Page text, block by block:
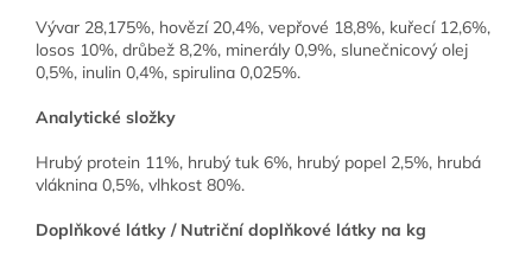
Vývar 28,175%, hovězí 20,4%, vepřové 18,8%, kuřecí 12,6%,
losos 10%, drůbež 8,2%, minerály 0,9%, slunečnicový olej
0,5%, inulin 0,4%, spirulina 0,025%.
Analytické složky
Hrubý protein 11%, hrubý tuk 6%, hrubý popel 2,5%, hrubá
vláknina 0,5%, vlhkost 80%.
Doplňkové látky / Nutriční doplňkové látky na kg